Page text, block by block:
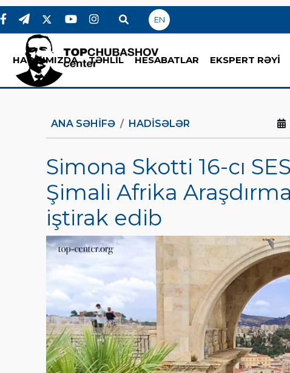
EN
HAQQIMIZDA TƏHLİL HESABATLAR EKSPERT RƏYİ
ANA SƏHIFƏ HADİSƏLƏR
Simona Skotti 16-cı
Şimali Afrika
iştirak edib